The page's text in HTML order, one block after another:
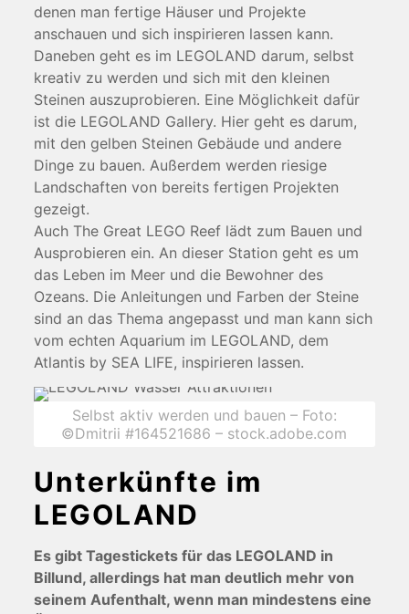
denen man fertige Häuser und Projekte
anschauen und sich inspirieren lassen kann.
Daneben geht es im LEGOLAND darum, selbst
kreativ zu werden und sich mit den kleinen
Steinen auszuprobieren. Eine Möglichkeit dafür
ist die LEGOLAND Gallery. Hier geht es darum,
mit den gelben Steinen Gebäude und andere
Dinge zu bauen. Außerdem werden riesige
Landschaften von bereits fertigen Projekten
gezeigt.
Auch The Great LEGO Reef lädt zum Bauen und
Ausprobieren ein. An dieser Station geht es um
das Leben im Meer und die Bewohner des
Ozeans. Die Anleitungen und Farben der Steine
sind an das Thema angepasst und man kann sich
vom echten Aquarium im LEGOLAND, dem
Atlantis by SEA LIFE, inspirieren lassen.
Selbst aktiv werden und bauen – Foto:
©Dmitrii #164521686 – stock.adobe.com
Unterkünfte im
LEGOLAND
Es gibt Tagestickets für das LEGOLAND in
Billund, allerdings hat man deutlich mehr von
seinem Aufenthalt, wenn man mindestens eine